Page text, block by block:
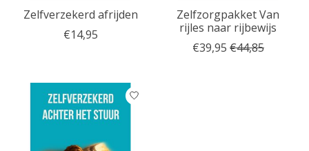
Zelfverzekerd afrijden
€14,95
Zelfzorgpakket Van
rijles naar rijbewijs
€39,95 €44,85